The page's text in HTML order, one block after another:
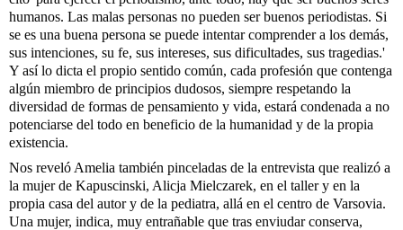
humanos. Las malas personas no pueden ser buenos periodistas. Si
se es una buena persona se puede intentar comprender a los demás,
sus intenciones, su fe, sus intereses, sus dificultades, sus tragedias.'
Y así lo dicta el propio sentido común, cada profesión que contenga
algún miembro de principios dudosos, siempre respetando la
diversidad de formas de pensamiento y vida, estará condenada a no
potenciarse del todo en beneficio de la humanidad y de la propia
existencia.
Nos reveló Amelia también pinceladas de la entrevista que realizó a
la mujer de Kapuscinski, Alicja Mielczarek, en el taller y en la
propia casa del autor y de la pediatra, allá en el centro de Varsovia.
Una mujer, indica, muy entrañable que tras enviudar conserva,